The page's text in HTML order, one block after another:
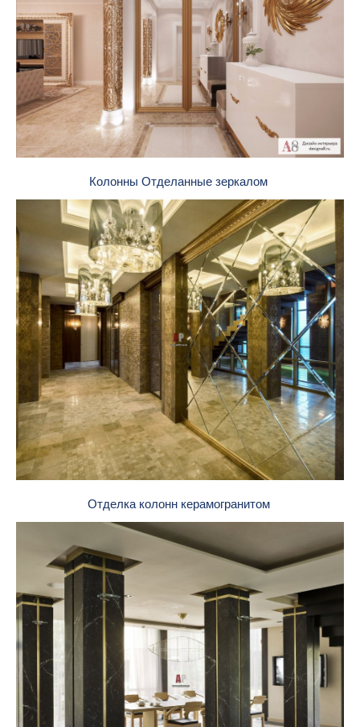
Колонны Отделанные зеркалом
Отделка колонн керамогранитом